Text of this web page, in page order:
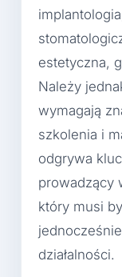
estetyczna,
Należy
wymagają
szkolenia i
odgrywa
prowadzący
który musi
działalności.